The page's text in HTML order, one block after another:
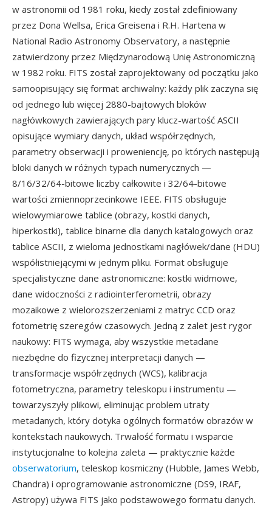
w astronomii od 1981 roku, kiedy został zdefiniowany
przez Dona Wellsa, Erica Greisena i R.H. Hartena w
National Radio Astronomy Observatory, a następnie
zatwierdzony przez Międzynarodową Unię Astronomiczną
w 1982 roku. FITS został zaprojektowany od początku jako
samoopisujący się format archiwalny: każdy plik zaczyna się
od jednego lub więcej 2880-bajtowych bloków
nagłówkowych zawierających pary klucz-wartość ASCII
opisujące wymiary danych, układ współrzędnych,
parametry obserwacji i proweniencję, po których następują
bloki danych w różnych typach numerycznych —
8/16/32/64-bitowe liczby całkowite i 32/64-bitowe
wartości zmiennoprzecinkowe IEEE. FITS obsługuje
wielowymiarowe tablice (obrazy, kostki danych,
hiperkostki), tablice binarne dla danych katalogowych oraz
tablice ASCII, z wieloma jednostkami nagłówek/dane (HDU)
współistniejącymi w jednym pliku. Format obsługuje
specjalistyczne dane astronomiczne: kostki widmowe,
dane widoczności z radiointerferometrii, obrazy
mozaikowe z wielorozszerzeniami z matryc CCD oraz
fotometrię szeregów czasowych. Jedną z zalet jest rygor
naukowy: FITS wymaga, aby wszystkie metadane
niezbędne do fizycznej interpretacji danych —
transformacje współrzędnych (WCS), kalibracja
fotometryczna, parametry teleskopu i instrumentu —
towarzyszyły plikowi, eliminując problem utraty
metadanych, który dotyka ogólnych formatów obrazów w
kontekstach naukowych. Trwałość formatu i wsparcie
instytucjonalne to kolejna zaleta — praktycznie każde
obserwatorium, teleskop kosmiczny (Hubble, James Webb,
Chandra) i oprogramowanie astronomiczne (DS9, IRAF,
Astropy) używa FITS jako podstawowego formatu danych.